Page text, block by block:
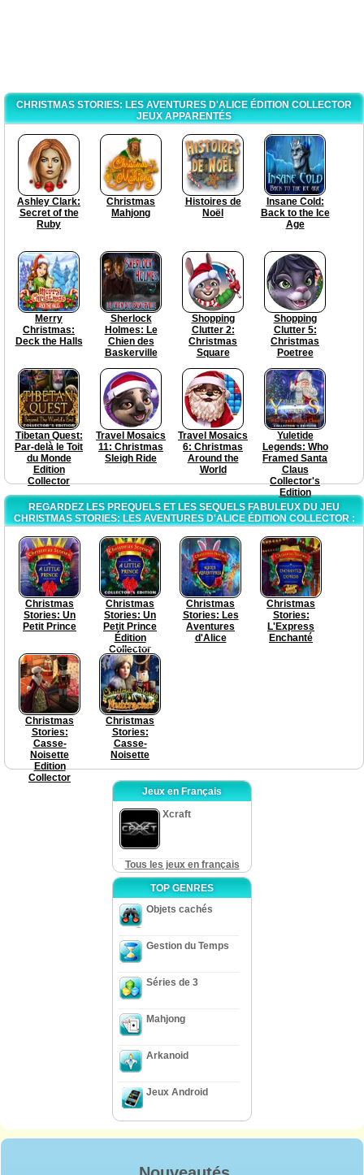
CHRISTMAS STORIES: LES AVENTURES D'ALICE ÉDITION COLLECTOR
JEUX APPARENTÉS
Ashley Clark:
Secret of the
Ruby
Christmas
Mahjong
Histoires de
Noël
Insane Cold:
Back to the Ice
Age
Merry
Christmas:
Deck the Halls
Sherlock
Holmes: Le
Chien des
Baskerville
Shopping
Clutter 2:
Christmas
Square
Shopping
Clutter 5:
Christmas
Poetree
Tibetan Quest:
Par-delà le Toit
du Monde
Edition
Collector
Travel Mosaics
11: Christmas
Sleigh Ride
Travel Mosaics
6: Christmas
Around the
World
Yuletide
Legends: Who
Framed Santa
Claus
Collector's
Edition
REGARDEZ LES PREQUELS ET LES SEQUELS FABULEUX DU JEU
CHRISTMAS STORIES: LES AVENTURES D'ALICE ÉDITION COLLECTOR :
Christmas
Stories: Un
Petit Prince
Christmas
Stories: Un
Petit Prince
Édition
Collector
Christmas
Stories: Les
Aventures
d'Alice
Christmas
Stories:
L'Express
Enchanté
Christmas
Stories:
Casse-
Noisette
Edition
Collector
Christmas
Stories:
Casse-
Noisette
Jeux en Français
Xcraft
Tous les jeux en français
TOP GENRES
Objets cachés
Gestion du Temps
Séries de 3
Mahjong
Arkanoid
Jeux Android